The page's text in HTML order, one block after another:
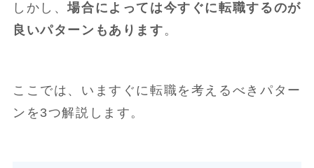
しかし、場合によっては今すぐに転職するのが
良いパターンもあります 。
ここでは、いますぐに転職を考えるべきパター
ンを3つ解説します。